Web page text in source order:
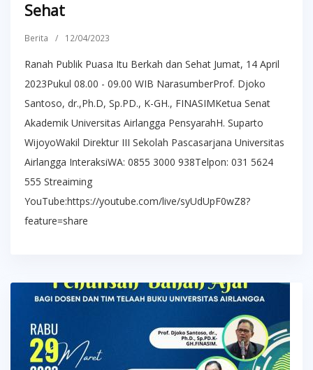
Sehat
Berita / 12/04/2023
Ranah Publik Puasa Itu Berkah dan Sehat Jumat, 14 April
2023Pukul 08.00 - 09.00 WIB NarasumberProf. Djoko
Santoso, dr.,Ph.D, Sp.PD., K-GH., FINASIMKetua Senat
Akademik Universitas Airlangga PensyarahH. Suparto
WijoyoWakil Direktur III Sekolah Pascasarjana Universitas
Airlangga InteraksiWA: 0855 3000 938Telpon: 031 5624
555 Streaiming
YouTube:https://youtube.com/live/syUdUpF0wZ8?
feature=share